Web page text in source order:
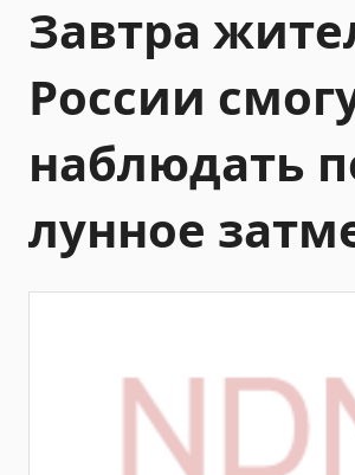
Завтра
России
наблюдать
лунное